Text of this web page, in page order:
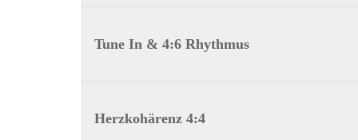
Tune In & 4:6 Rhythmus
Herzkohärenz 4:4